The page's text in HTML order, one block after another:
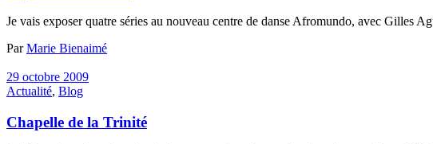
Je vais exposer quatre séries au nouveau centre de danse Afromundo, avec Gilles
ParMarie Bienaimé
29 octobre 2009
Actualité, Blog
Chapelle de la Trinité